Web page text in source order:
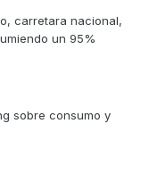
carretara nacional,
un 95%
sobre consumo y